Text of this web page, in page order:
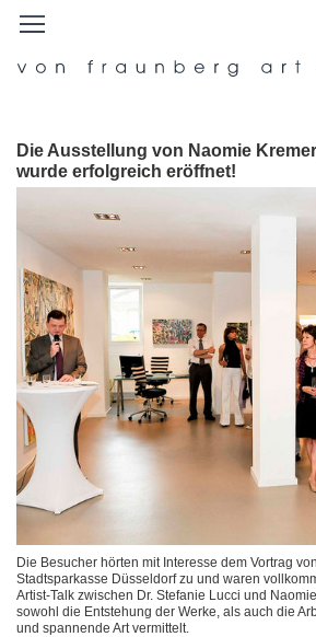
Die Ausstellung von Naomie
wurde erfolgreich eröffnet!
Die Besucher hörten mit Interesse dem Vortrag
Stadtsparkasse Düsseldorf zu und waren
Artist-Talk zwischen Dr. Stefanie Lucci und
sowohl die Entstehung der Werke, als auch die
und spannende Art vermittelt.